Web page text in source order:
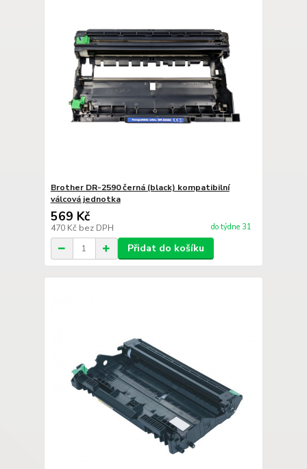
Brother DR-2590 černá (black) kompatibilní
válcová jednotka
569 Kč
470 Kč bez DPH do týdne 31
Přidat do košíku